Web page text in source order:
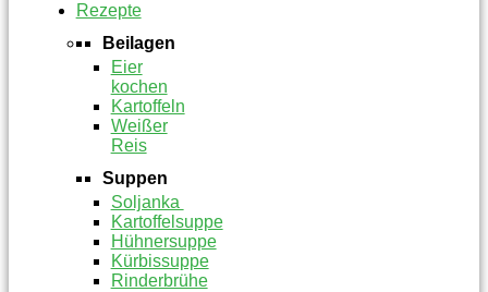
Rezepte
Beilagen
Eier
kochen
Kartoffeln
Weißer
Reis
Suppen
Soljanka
Kartoffelsuppe
Hühnersuppe
Kürbissuppe
Rinderbrühe